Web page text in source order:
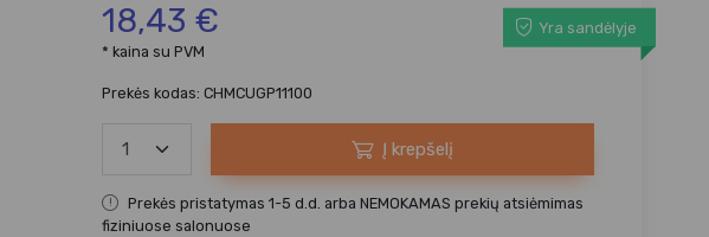
18,43 €
Yra sandėlyje
* kaina su PVM
Prekės kodas: CHMCUGP11100
Į krepšelį
Prekės pristatymas 1-5 d.d. arba NEMOKAMAS prekių atsiėmimas
fiziniuose salonuose